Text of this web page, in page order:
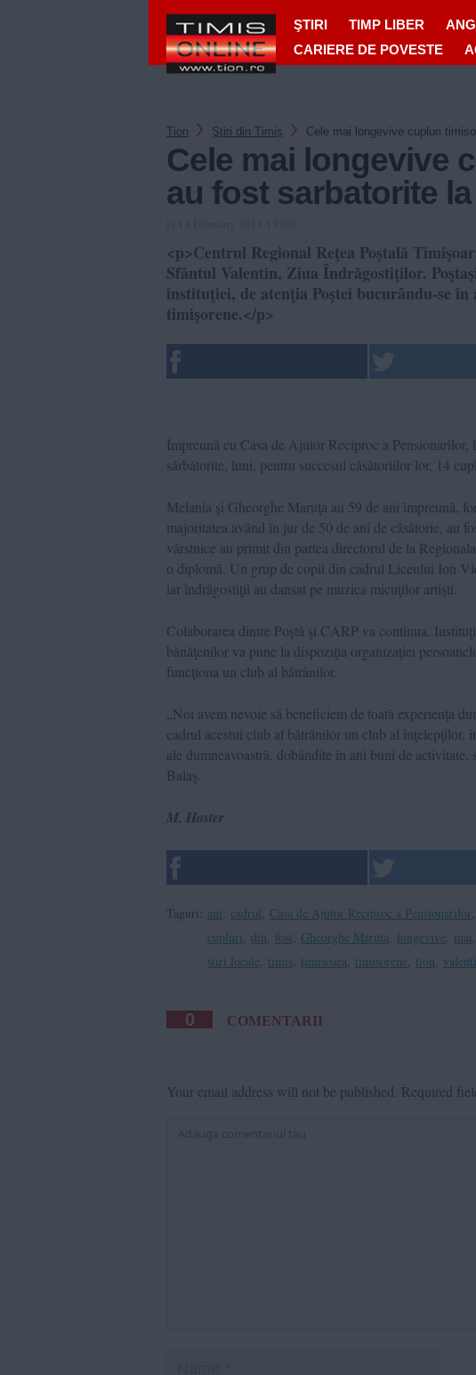
ŞTIRI TIMP LIBER
CARIERE DE POVESTE
Tion Ştiri din Timiș Cele mai longevive cupluri
Cele mai longevive
au fost sarbatorite
<p>Centrul Regional Reţea Poştală
Sfântul Valentin, Ziua Îndrăgostiţilor.
instituţiei, de atenţia Poştei bucurându-se în
timişorene.</p>
Împreună cu Casa de Ajutor Reciproc a
sărbătorite, luni, pentru succesul căsătoriilor lor, 14
Melania şi Gheorghe Maruţa au 59 de ani împreună,
majoritatea având în jur de 50 de ani de căsătorie, au
vârstnice au primit din partea directorul de la
o diplomă. Un grup de copii din cadrul Liceului Ion
iar îndrăgostiţii au dansat pe muzica micuţilor artişti.
Colaborarea dintre Poştă şi CARP va continua.
bănăţenilor va pune la dispoziţia organizaţiei
funcţiona un club al bătrânilor.
„Noi avem nevoie să beneficiem de toată experienţa
cadrul acestui club al bătrânilor un club al înţelepţilor,
ale dumneavoastră, dobândite în ani buni de
Balaş.
M. Hoster
Taguri: ani cadrul Casa de Ajutor Reciproc a Pensionarilor
cupluri
din fost Gheorghe Maruta longevive mai
stiri locale timis timisoara timisorene tion
0 COMENTARII
Your email address will not be published. Required